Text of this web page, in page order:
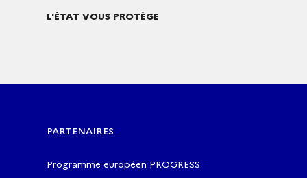
L'ÉTAT VOUS PROTÈGE
PARTENAIRES
Programme européen PROGRESS